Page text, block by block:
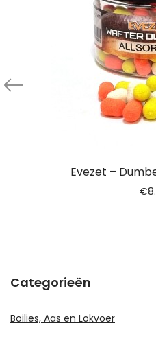
Evezet –
€
Categorieën
Boilies, Aas en Lokvoer